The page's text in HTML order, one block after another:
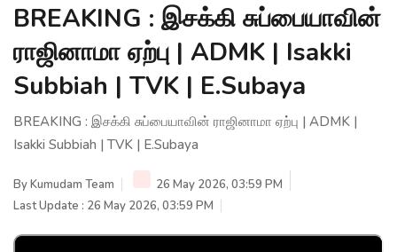
BREAKING : இசக்கி சுப்பையாவின்
ராஜினாமா ஏற்பு | ADMK | Isakki
Subbiah | TVK | E.Subaya
BREAKING : இசக்கி சுப்பையாவின் ராஜினாமா ஏற்பு | ADMK |
Isakki Subbiah | TVK | E.Subaya
ByKumudam Team
26 May 2026, 03:59 PM
Last Update : 26 May 2026, 03:59 PM